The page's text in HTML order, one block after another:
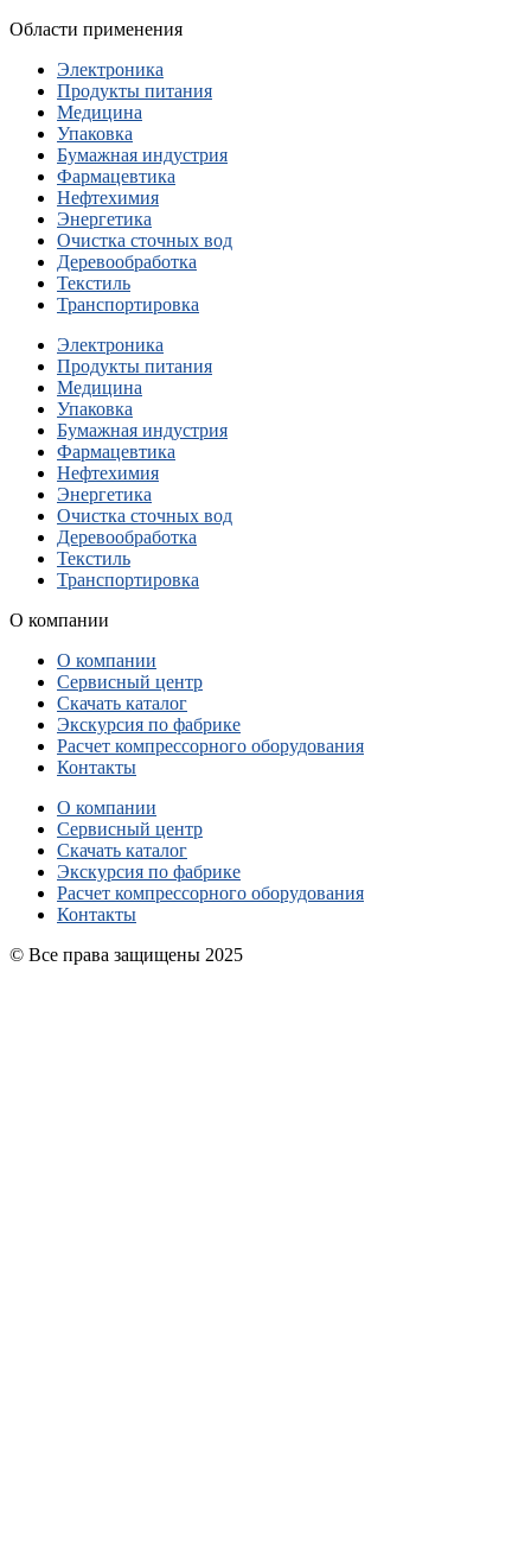
Области применения
Электроника
Продукты питания
Медицина
Упаковка
Бумажная индустрия
Фармацевтика
Нефтехимия
Энергетика
Очистка сточных вод
Деревообработка
Текстиль
Транспортировка
Электроника
Продукты питания
Медицина
Упаковка
Бумажная индустрия
Фармацевтика
Нефтехимия
Энергетика
Очистка сточных вод
Деревообработка
Текстиль
Транспортировка
О компании
О компании
Сервисный центр
Скачать каталог
Экскурсия по фабрике
Расчет компрессорного оборудования
Контакты
О компании
Сервисный центр
Скачать каталог
Экскурсия по фабрике
Расчет компрессорного оборудования
Контакты
© Все права защищены 2025